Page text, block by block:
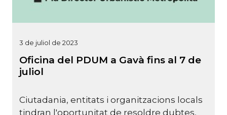
3 de juliol de 2023
Oficina del PDUM a Gavà fins al 7 de
juliol
Ciutadania, entitats i organitzacions locals
tindran l'oportunitat de resoldre dubtes,